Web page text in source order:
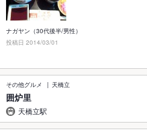
ナガヤン（30代後半/男性）
投稿日 2014/03/01
その他グルメ 天橋立
囲炉里
天橋立駅